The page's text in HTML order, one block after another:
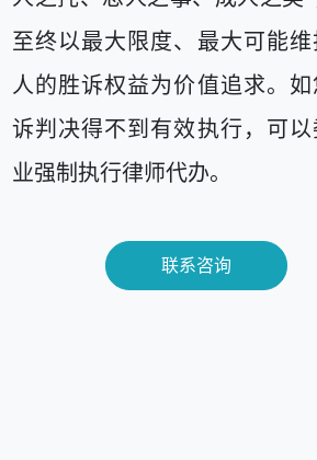
至终以最大限度、最大可能
人的胜诉权益为价值追求。如
诉判决得不到有效执行，可以
业强制执行律师代办。
联系咨询